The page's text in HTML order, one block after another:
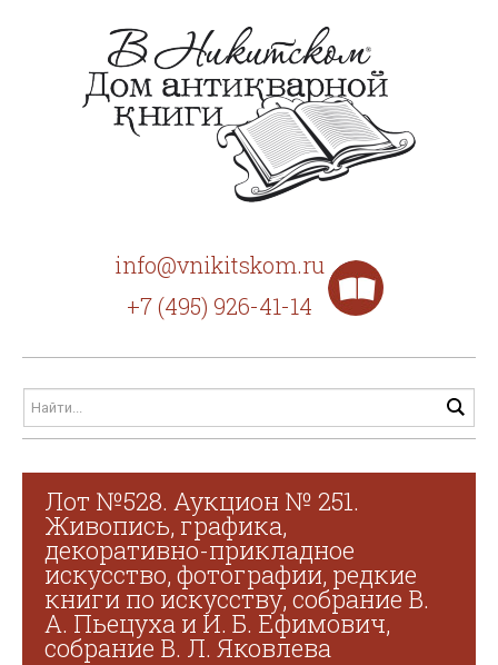
info@vnikitskom.ru
+7 (495) 926-41-14
Лот №528. Аукцион № 251.
Живопись, графика,
декоративно-прикладное
искусство, фотографии, редкие
книги по искусству, собрание В.
А. Пьецуха и И. Б. Ефимович,
собрание В. Л. Яковлева